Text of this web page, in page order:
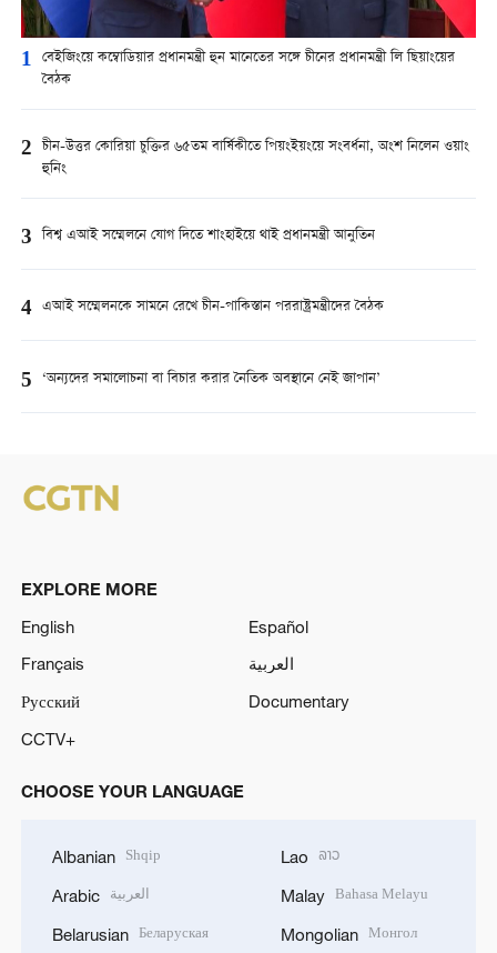
1 বেইজিংয়ে কম্বোডিয়ার প্রধানমন্ত্রী হুন মানেতের সঙ্গে চীনের প্রধানমন্ত্রী লি ছিয়াংয়ের
বৈঠক
2 চীন-উত্তর কোরিয়া চুক্তির ৬৫তম বার্ষিকীতে পিয়ংইয়ংয়ে সংবর্ধনা, অংশ নিলেন ওয়াং
হুনিং
3 বিশ্ব এআই সম্মেলনে যোগ দিতে শাংহাইয়ে থাই প্রধানমন্ত্রী আনুতিন
4 এআই সম্মেলনকে সামনে রেখে চীন-পাকিস্তান পররাষ্ট্রমন্ত্রীদের বৈঠক
5 ‘অন্যদের সমালোচনা বা বিচার করার নৈতিক অবস্থানে নেই জাপান’
EXPLORE MORE
English
Español
Français
العربية
Русский
Documentary
CCTV+
CHOOSE YOUR LANGUAGE
Albanian Shqip
Arabic العربية
Belarusian Беларуская
Lao ລາວ
Malay Bahasa Melayu
Mongolian Монгол